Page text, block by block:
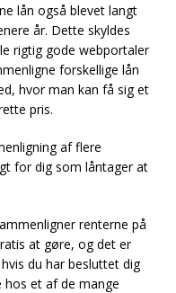
lån også blevet langt
år. Dette skyldes
rigtig gode webportaler
forskellige lån
hvor man kan få sig et
pris.
af flere
for dig som låntager at
renterne på
at gøre, og det er
du har besluttet dig
hos et af de mange